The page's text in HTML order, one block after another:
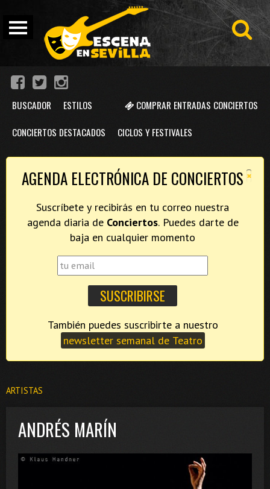
COMPRAR ENTRADAS CONCIERTOS
BUSCADOR ESTILOS
CONCIERTOS DESTACADOS CICLOS Y FESTIVALES
×
AGENDA ELECTRÓNICA DE CONCIERTOS
Suscríbete y recibirás en tu correo nuestra
agenda diaria de Conciertos. Puedes darte de
baja en cualquier momento
newsletter semanal de Teatro
ARTISTAS
ANDRÉS MARÍN